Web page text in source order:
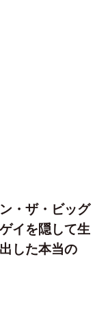
・ザ・ビッグ
イを隠して生
した本当の